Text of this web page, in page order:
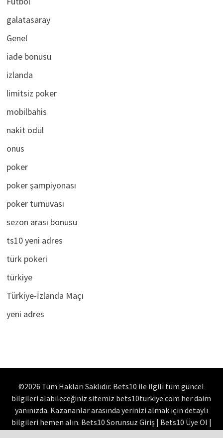
Futbol
galatasaray
Genel
iade bonusu
izlanda
limitsiz poker
mobilbahis
nakit ödül
onus
poker
poker şampiyonası
poker turnuvası
sezon arası bonusu
ts10 yeni adres
türk pokeri
türkiye
Türkiye-İzlanda Maçı
yeni adres
©2026 Tüm Hakları Saklıdır. Bets10 ile ilgili tüm güncel
bilgileri alabileceğiniz sitemiz bets10turkiye.com her daim
yanınızda. Kazananlar arasında yerinizi almak için detaylı
bilgileri hemen alın. Bets10 Sorunsuz Giriş | Bets10 Üye Ol |